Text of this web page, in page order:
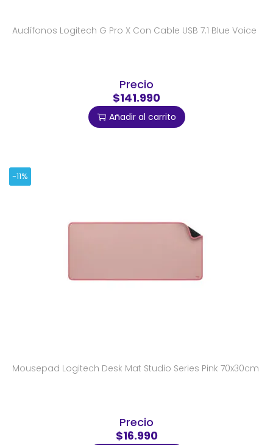
Audífonos Logitech G Pro X Con Cable USB 7.1 Blue Voice
Precio
$141.990
Añadir al carrito
-11%
Mousepad Logitech Desk Mat Studio Series Pink 70x30cm
Precio
$16.990